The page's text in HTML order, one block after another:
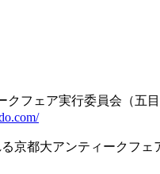
フェア実行委員会（五目
京都大アンティークフェ